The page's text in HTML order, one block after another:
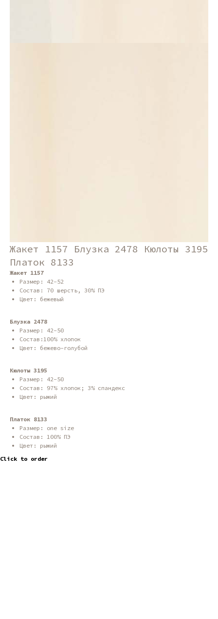
Жакет 1157 Блузка 2478 Кюлоты 3195
Платок 8133
Жакет 1157
Размер: 42-52
Состав: 70 шерсть, 30% ПЭ
Цвет: бежевый
Блузка 2478
Размер: 42-50
Состав:100% хлопок
Цвет: бежево-голубой
Кюлоты 3195
Размер: 42-50
Состав: 97% хлопок; 3% спандекс
Цвет: рыжий
Платок 8133
Размер: one size
Состав: 100% ПЭ
Цвет: рыжий
Click to order